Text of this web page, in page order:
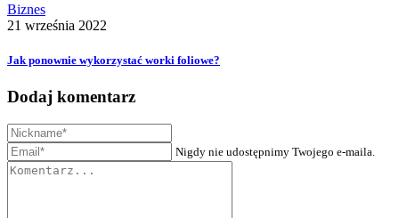
Biznes
21 września 2022
Jak ponownie wykorzystać worki foliowe?
Dodaj komentarz
Nigdy nie udostępnimy Twojego e-maila.